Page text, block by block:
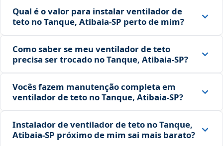
Qual é o valor para instalar ventilador de
teto no Tanque, Atibaia‑SP perto de mim?
Como saber se meu ventilador de teto
precisa ser trocado no Tanque, Atibaia‑SP?
Vocês fazem manutenção completa em
ventilador de teto no Tanque, Atibaia‑SP?
Instalador de ventilador de teto no Tanque,
Atibaia‑SP próximo de mim sai mais barato?